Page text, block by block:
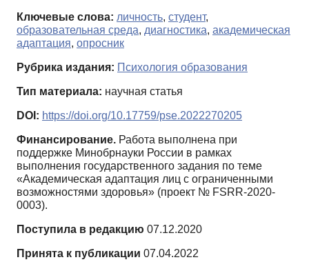
Ключевые слова: личность, студент,
образовательная среда, диагностика, академическая
адаптация, опросник
Рубрика издания: Психология образования
Тип материала: научная статья
DOI: https://doi.org/10.17759/pse.2022270205
Финансирование. Работа выполнена при
поддержке Минобрнауки России в рамках
выполнения государственного задания по теме
«Академическая адаптация лиц с ограниченными
возможностями здоровья» (проект № FSRR-2020-
0003).
Поступила в редакцию 07.12.2020
Принята к публикации 07.04.2022